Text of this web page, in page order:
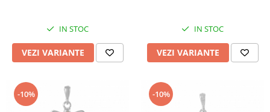
IN STOC
VEZI VARIANTE
IN STOC
VEZI VARIANTE
-10% -10%